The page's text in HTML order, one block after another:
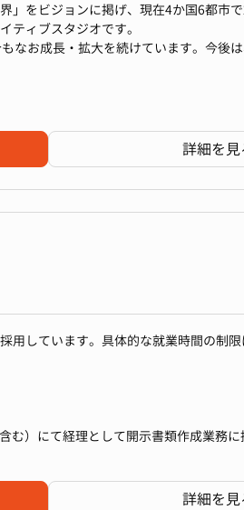
ート
水準の経理体制を一緒に築いていくこ
まだ発展途上の段階です。
ューマンエラーや手戻りが発生するケー
組みを進めています。
」をビジョンに掲げ、現在4か国6都市
ティブスタジオです。
なお成長・拡大を続けています。今後
え、経営管理本部の体制強化を進めて
材が不足しており、本募集に至りました
連結業務、グローバル会計、Web3領域
期にあります。
を発揮しながらプロジェクトを推進し
任者
支援
グ業務経験
詳細を見
用しています。具体的な就業時間の制
む）にて経理として開示書類作成業務
詳細を見